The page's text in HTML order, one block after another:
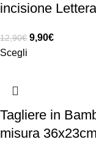
incisione
12,90€ 9,90€
Scegli
Tagliere in
misura 36x23cm